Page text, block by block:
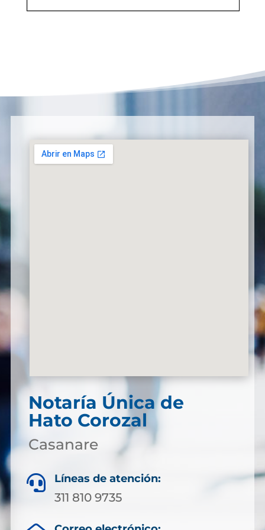
Notaría Única de
Hato Corozal
Casanare
 Líneas de atención:
311 810 9735